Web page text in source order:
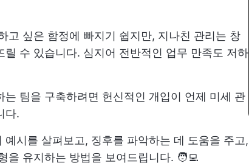
고 싶은 함정에 빠지기 쉽지만, 지나친 관리는 창
수 있습니다. 심지어 전반적인 업무 만족도 저하
팀을 구축하려면 헌신적인 개입이 언제 미세 관
다.
시를 살펴보고, 징후를 파악하는 데 도움을 주고,
을 유지하는 방법을 보여드립니다. 🧑‍💻